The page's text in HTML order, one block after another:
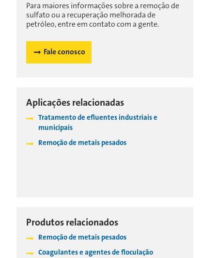
Para maiores informações sobre a remoção de
sulfato ou a recuperação melhorada de
petróleo, entre em contato com a gente.
Fale conosco
Aplicações relacionadas
Tratamento de efluentes industriais e
municipais
Remoção de metais pesados
Produtos relacionados
Remoção de metais pesados
Coagulantes e agentes de floculação